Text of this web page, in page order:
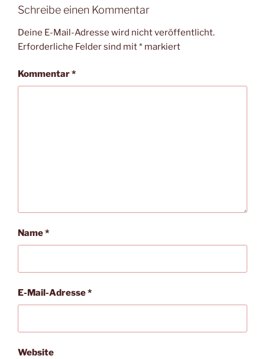
Schreibe einen Kommentar
Deine E-Mail-Adresse wird nicht veröffentlicht.
Erforderliche Felder sind mit* markiert
Kommentar*
Name*
E-Mail-Adresse*
Website